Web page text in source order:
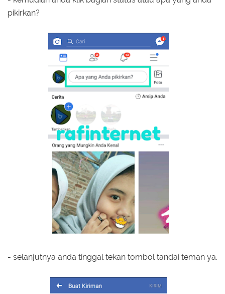
pikirkan?
- selanjutnya anda tinggal tekan tombol tandai teman ya.